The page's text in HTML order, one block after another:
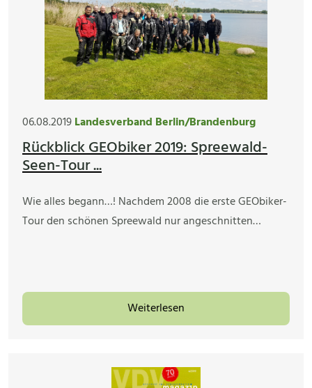
06.08.2019Landesverband Berlin/Brandenburg
Rückblick GEObiker 2019: Spreewald-
Seen-Tour ...
Wie alles begann…! Nachdem 2008 die erste GEObiker-
Tour den schönen Spreewald nur angeschnitten…
Weiterlesen